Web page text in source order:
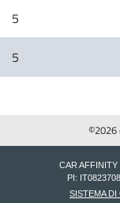
5
5
CAR
PI:
SISTEMA